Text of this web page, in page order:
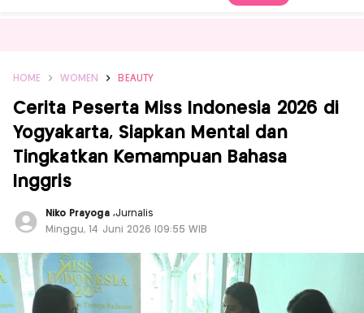
HOME WOMEN BEAUTY
Cerita Peserta Miss Indonesia 2026 di
Yogyakarta, Siapkan Mental dan
Tingkatkan Kemampuan Bahasa
Inggris
Niko Prayoga ,Jurnalis
Minggu, 14 Juni 2026 |09:55 WIB